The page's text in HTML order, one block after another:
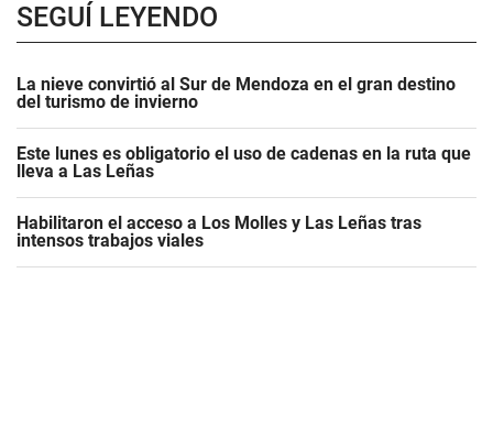
SEGUÍ LEYENDO
La nieve convirtió al Sur de Mendoza en el gran destino
del turismo de invierno
Este lunes es obligatorio el uso de cadenas en la ruta que
lleva a Las Leñas
Habilitaron el acceso a Los Molles y Las Leñas tras
intensos trabajos viales